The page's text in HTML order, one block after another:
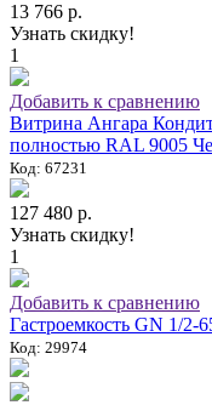
13 766 р.
Узнать скидку!
1
Добавить к сравнению
Витрина Ангара
полностью RAL 9005
Код: 67231
127 480 р.
Узнать скидку!
1
Добавить к сравнению
Гастроемкость GN 1/2-
Код: 29974